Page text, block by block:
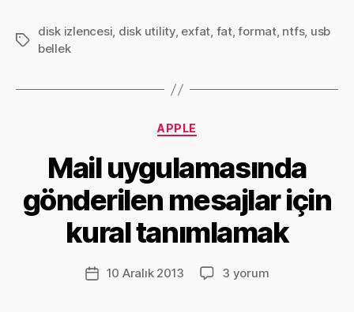
Etiketler
disk izlencesi, disk utility, exfat, fat,format, ntfs, usb
bellek
Kategoriler
APPLE
Mail uygulamasında
gönderilen mesajlar için
kural tanımlamak
Yazının
yazarı
a
z
a
r
D
e
v
ri
Yazı10 Aralık 2013
Mail
3 yorum